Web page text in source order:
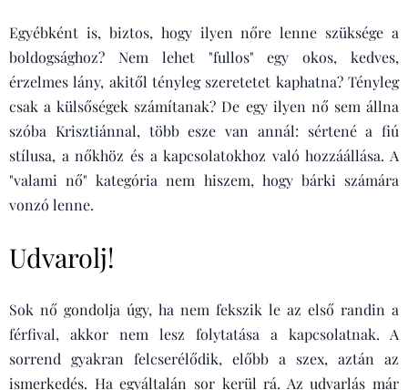
Egyébként is, biztos, hogy ilyen nőre lenne szüksége a
boldogsághoz? Nem lehet "fullos" egy okos, kedves,
érzelmes lány, akitől tényleg szeretetet kaphatna? Tényleg
csak a külsőségek számítanak? De egy ilyen nő sem állna
szóba Krisztiánnal, több esze van annál: sértené a fiú
stílusa, a nőkhöz és a kapcsolatokhoz való hozzáállása. A
"valami nő" kategória nem hiszem, hogy bárki számára
vonzó lenne.
Udvarolj!
Sok nő gondolja úgy, ha nem fekszik le az első randin a
férfival, akkor nem lesz folytatása a kapcsolatnak. A
sorrend gyakran felcserélődik, előbb a szex, aztán az
ismerkedés. Ha egyáltalán sor kerül rá. Az udvarlás már